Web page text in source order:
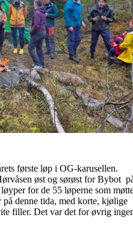
første løp i OG-karusellen.
øst og sørøst for Bybot
for de 55 løperne som
denne tida, med korte, kjølige
filler. Det var det for øvrig